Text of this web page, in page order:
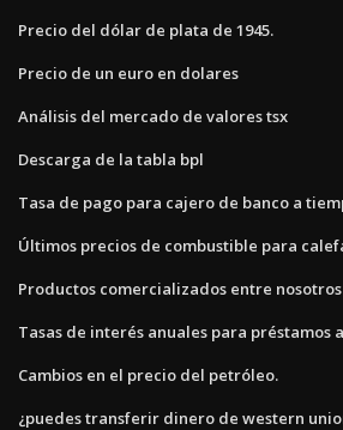
Precio del dólar de plata de 1945.
Precio de un euro en dolares
Análisis del mercado de valores tsx
Descarga de la tabla bpl
Tasa de pago para cajero de banco a
Últimos precios de combustible para
Productos comercializados entre
Tasas de interés anuales para préstamos
Cambios en el precio del petróleo.
¿puedes transferir dinero de western